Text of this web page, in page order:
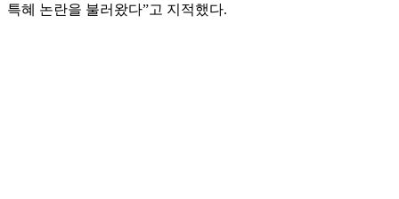
특혜 논란을 불러왔다”고 지적했다.